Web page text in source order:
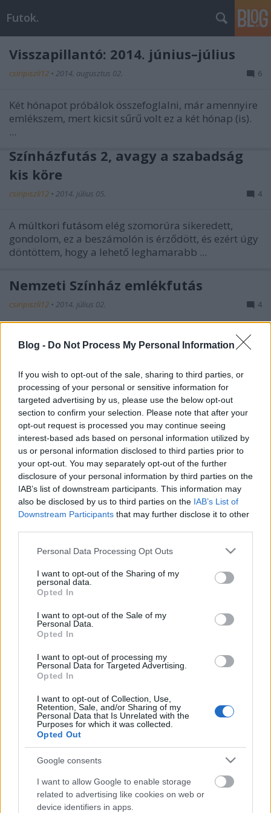
Blog - Do Not Process My Personal Information
If you wish to opt-out of the sale, sharing to third parties, or
processing of your personal or sensitive information for
targeted advertising by us, please use the below opt-out
section to confirm your selection. Please note that after your
opt-out request is processed you may continue seeing
interest-based ads based on personal information utilized by
us or personal information disclosed to third parties prior to
your opt-out. You may separately opt-out of the further
disclosure of your personal information by third parties on the
IAB’s list of downstream participants. This information may
also be disclosed by us to third parties on the IAB’s List of
Downstream Participants that may further disclose it to other
Please note that this website/app uses one or more Google
not limited to your visit or usage behaviour. You may click to
grant or deny consent to Google and its third-party tags to
use your data for below specified purposes in below Google
consent section.
Personal Data Processing Opt Outs
I want to opt-out of the Sharing of my
personal data.
Opted In
I want to opt-out of the Sale of my
Personal Data.
Opted In
I want to opt-out of processing my
Personal Data for Targeted Advertising.
Opted In
I want to opt-out of Collection, Use,
Retention, Sale, and/or Sharing of my
Personal Data that Is Unrelated with the
Purposes for which it was collected.
Opted Out
Google consents
I want to allow Google to enable storage
related to advertising like cookies on web or
device identifiers in apps.
Futok.
Visszapillantó: 2014. június–július
csiripiszli12 • 2014. augusztus 02. 6
Két hónapot próbálok összefoglalni, már amennyire
emlékszem, mert kicsit sűrű volt ez a két hónap (is).
...
Színházfutás 2, avagy a szabadság
kis köre
csiripiszli12 • 2014. július 05. 4
A múltkori futásom elég szomorúra sikeredett,
gondolom, ez a beszámolón is érződött, és ezért úgy
döntöttem, hogy a lehető leghamarabb ...
Nemzeti Színház emlékfutás
csiripiszli12 • 2014. július 02. 4
Már régóta szerettem volna kifutni a Nemzetihez, de
ugye sokáig ez szóba se jöhetett. Most már szóba
Visszapillantó: 2014. május
csiripiszli12• 2014. június 02.
Ez rövid lesz: ebben a hónapban háromszor
futottam, összesen egy félmaratonnyi távot. A hónap
elején foghúzás miatt kellett kihagynom pár napot,
Visszapillantó: 2014. április
Ez a hónap a Borvidékre készüléssel telt – a sors
fintora, hogy magából a versenyből nem lett végül
semmi.
Visszapillantó: 2014. március
csiripiszli12•2014. április 08.
Nem is tudom, érdemes-e még márciusi
visszapillantót írni, mindenesetre egy rövidet írok.
Nőnapi Virág-futás
Ezt a futást tavaly is néztem, és akkor meg is